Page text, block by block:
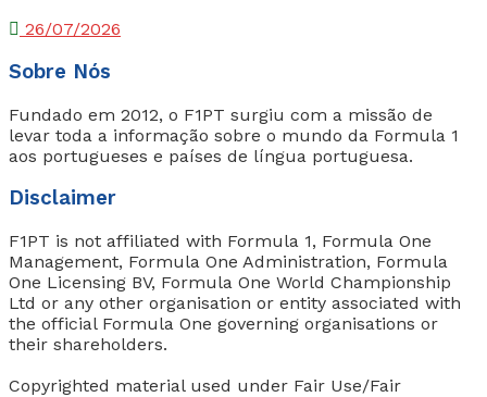
26/07/2026
Sobre Nós
Fundado em 2012, o F1PT surgiu com a missão de
levar toda a informação sobre o mundo da Formula 1
aos portugueses e países de língua portuguesa.
Disclaimer
F1PT is not affiliated with Formula 1, Formula One
Management, Formula One Administration, Formula
One Licensing BV, Formula One World Championship
Ltd or any other organisation or entity associated with
the official Formula One governing organisations or
their shareholders.
Copyrighted material used under Fair Use/Fair